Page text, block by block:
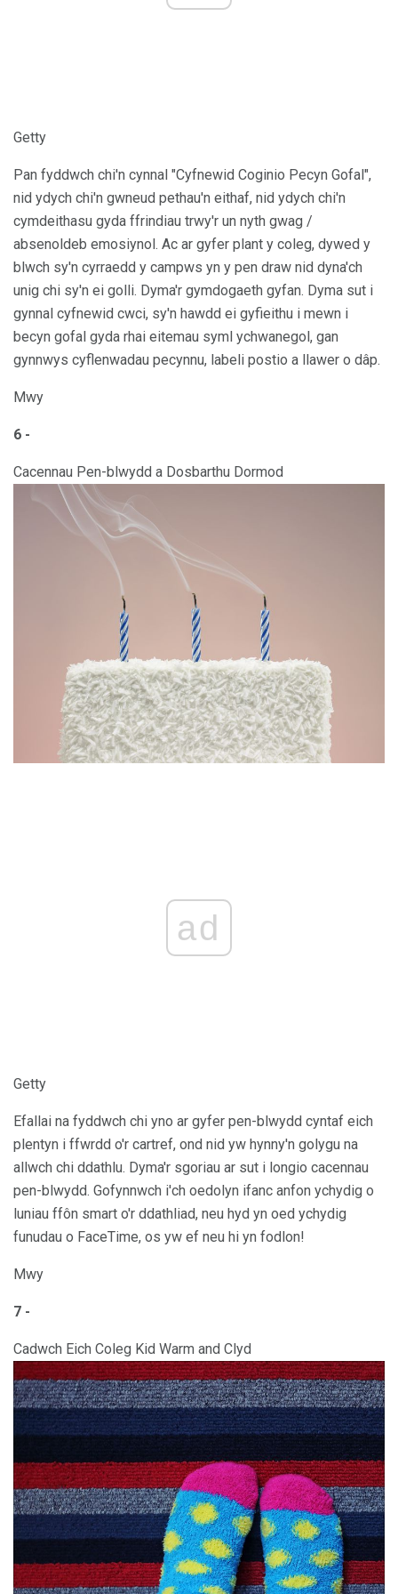
Getty
Pan fyddwch chi'n cynnal "Cyfnewid Coginio Pecyn Gofal",
nid ydych chi'n gwneud pethau'n eithaf, nid ydych chi'n
cymdeithasu gyda ffrindiau trwy'r un nyth gwag /
absenoldeb emosiynol. Ac ar gyfer plant y coleg, dywed y
blwch sy'n cyrraedd y campws yn y pen draw nid dyna'ch
unig chi sy'n ei golli. Dyma'r gymdogaeth gyfan. Dyma sut i
gynnal cyfnewid cwci, sy'n hawdd ei gyfieithu i mewn i
becyn gofal gyda rhai eitemau syml ychwanegol, gan
gynnwys cyflenwadau pecynnu, labeli postio a llawer o dâp.
Mwy
6 -
Cacennau Pen-blwydd a Dosbarthu Dormod
ad
Getty
Efallai na fyddwch chi yno ar gyfer pen-blwydd cyntaf eich
plentyn i ffwrdd o'r cartref, ond nid yw hynny'n golygu na
allwch chi ddathlu. Dyma'r sgoriau ar sut i longio cacennau
pen-blwydd. Gofynnwch i'ch oedolyn ifanc anfon ychydig o
luniau ffôn smart o'r ddathliad, neu hyd yn oed ychydig
funudau o FaceTime, os yw ef neu hi yn fodlon!
Mwy
7 -
Cadwch Eich Coleg Kid Warm and Clyd